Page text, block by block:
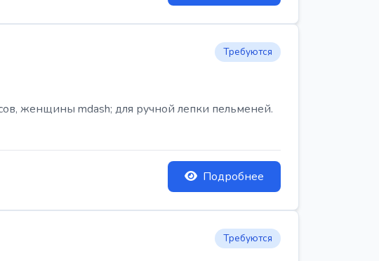
Требуются
женщины mdash; для ручной лепки пельменей.
Подробнее
Требуются